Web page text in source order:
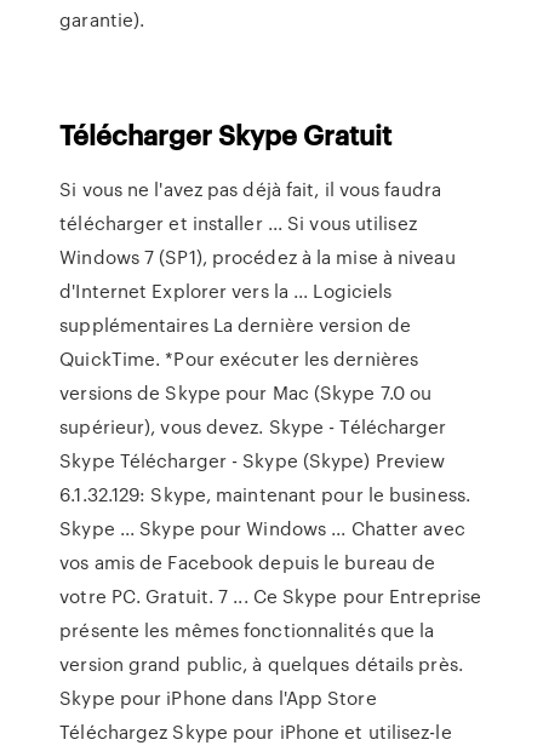
garantie).
TéléchargerSkype Gratuit
Si vous ne l'avez pas déjà fait, il vous faudra
télécharger et installer ... Si vous utilisez
Windows 7 (SP1), procédez à la mise à niveau
d'Internet Explorer vers la ... Logiciels
supplémentaires La dernière version de
QuickTime. *Pour exécuter les dernières
versions de Skype pour Mac (Skype 7.0 ou
supérieur), vous devez. Skype - Télécharger
Skype Télécharger - Skype (Skype) Preview
6.1.32.129: Skype, maintenant pour le business.
Skype ... Skype pour Windows ... Chatter avec
vos amis de Facebook depuis le bureau de
votre PC. Gratuit. 7 ... Ce Skype pour Entreprise
présente les mêmes fonctionnalités que la
version grand public, à quelques détails près.
Skype pour iPhone dans l'App Store
Téléchargez Skype pour iPhone et utilisez-le